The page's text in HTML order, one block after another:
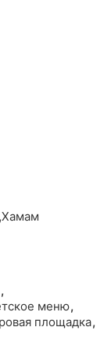
,Хамам
,
меню,
площадка,